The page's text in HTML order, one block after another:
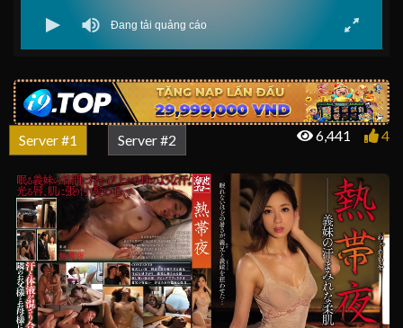
Server #1 Server #2 6,441 4